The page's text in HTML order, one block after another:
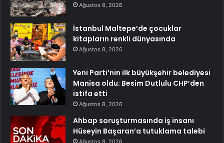
Ağustos 8, 2026
İstanbul Maltepe’de çocuklar
kitapların renkli dünyasında
Ağustos 8, 2026
Yeni Parti’nin ilk büyükşehir belediyesi
Manisa oldu: Besim Dutlulu CHP’den
istifa etti
Ağustos 8, 2026
Ahbap soruşturmasında iş insanı
Hüseyin Başaran’a tutuklama talebi
Ağustos 8, 2026